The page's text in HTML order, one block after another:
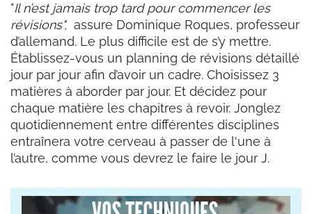
"Il n’est jamais trop tard pour commencer les
révisions",assure Dominique Roques, professeur
d’allemand. Le plus difficile est de s’y mettre.
Établissez-vous un planning de révisions détaillé
jour par jour afin d’avoir un cadre. Choisissez 3
matières à aborder par jour. Et décidez pour
chaque matière les chapitres à revoir. Jonglez
quotidiennement entre différentes disciplines
entraînera votre cerveau à passer de l'une à
l’autre, comme vous devrez le faire le jour J.